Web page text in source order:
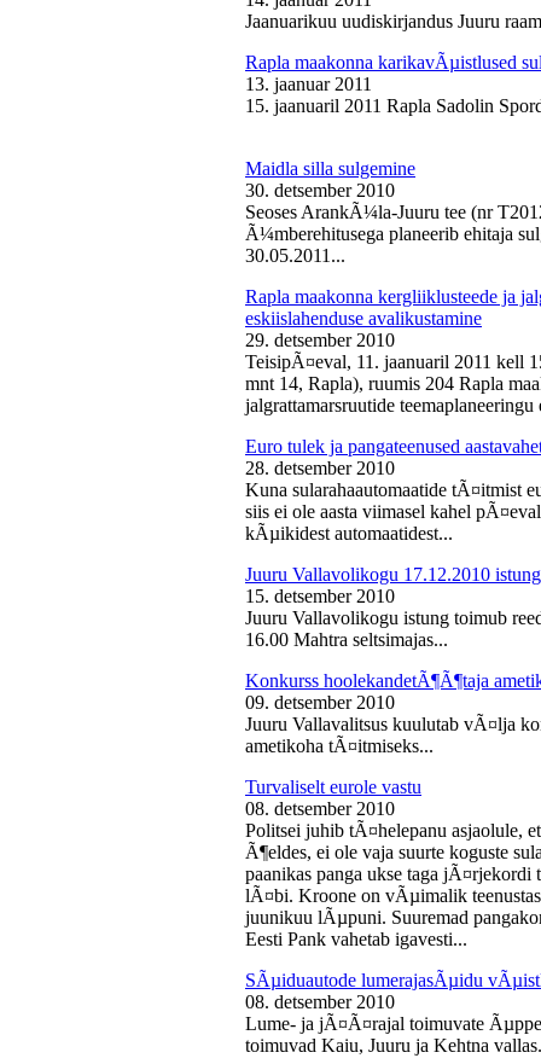
Jaanuarikuu uudiskirjandus Juuru
Rapla maakonna karikavÃµistlused
13. jaanuar 2011
15. jaanuaril 2011 Rapla Sadolin
Maidla silla sulgemine
30. detsember 2010
Seoses ArankÃ¼la-Juuru tee (nr
Ã¼mberehitusega planeerib ehitaja
30.05.2011...
Rapla maakonna kergliiklusteede ja
eskiislahenduse avalikustamine
29. detsember 2010
TeisipÃ¤eval, 11. jaanuaril 2011 kell
mnt 14, Rapla), ruumis 204 Rapla
jalgrattamarsruutide
Euro tulek ja pangateenused
28. detsember 2010
Kuna sularahaautomaatide tÃ¤itmist
siis ei ole aasta viimasel kahel
kÃµikidest automaatidest...
Juuru Vallavolikogu 17.12.2010 istung
15. detsember 2010
Juuru Vallavolikogu istung toimub
16.00 Mahtra seltsimajas...
Konkurss hoolekandetÃ¶Ã¶taja
09. detsember 2010
Juuru Vallavalitsus kuulutab vÃ¤lja
ametikoha tÃ¤itmiseks...
Turvaliselt eurole vastu
08. detsember 2010
Politsei juhib tÃ¤helepanu asjaolule,
Ã¶eldes, ei ole vaja suurte koguste
paanikas panga ukse taga
lÃ¤bi. Kroone on vÃµimalik
juunikuu lÃµpuni. Suuremad
Eesti Pank vahetab igavesti...
SÃµiduautode lumerajasÃµidu
08. detsember 2010
Lume- ja jÃ¤Ã¤rajal toimuvate
toimuvad Kaiu, Juuru ja Kehtna